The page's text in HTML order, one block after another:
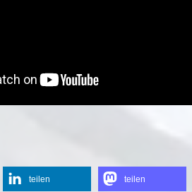
teilen teilen